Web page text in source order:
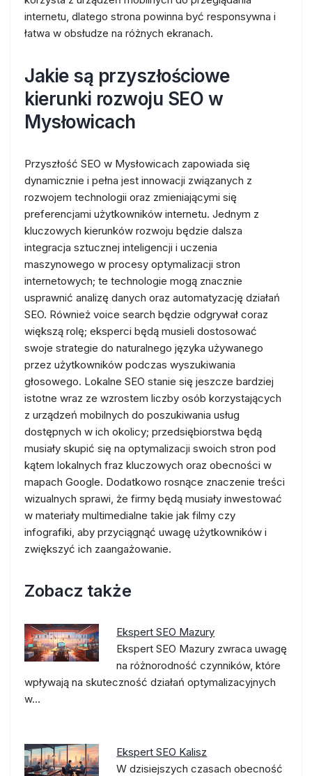
internetu, dlatego strona powinna być responsywna i
łatwa w obsłudze na różnych ekranach.
Jakie są przyszłościowe
kierunki rozwoju SEO w
Mysłowicach
Przyszłość SEO w Mysłowicach zapowiada się
dynamicznie i pełna jest innowacji związanych z
rozwojem technologii oraz zmieniającymi się
preferencjami użytkowników internetu. Jednym z
kluczowych kierunków rozwoju będzie dalsza
integracja sztucznej inteligencji i uczenia
maszynowego w procesy optymalizacji stron
internetowych; te technologie mogą znacznie
usprawnić analizę danych oraz automatyzację działań
SEO. Również voice search będzie odgrywał coraz
większą rolę; eksperci będą musieli dostosować
swoje strategie do naturalnego języka używanego
przez użytkowników podczas wyszukiwania
głosowego. Lokalne SEO stanie się jeszcze bardziej
istotne wraz ze wzrostem liczby osób korzystających
z urządzeń mobilnych do poszukiwania usług
dostępnych w ich okolicy; przedsiębiorstwa będą
musiały skupić się na optymalizacji swoich stron pod
kątem lokalnych fraz kluczowych oraz obecności w
mapach Google. Dodatkowo rosnące znaczenie treści
wizualnych sprawi, że firmy będą musiały inwestować
w materiały multimedialne takie jak filmy czy
infografiki, aby przyciągnąć uwagę użytkowników i
zwiększyć ich zaangażowanie.
Zobacz także
Ekspert SEO Mazury
Ekspert SEO Mazury zwraca uwagę
na różnorodność czynników, które
wpływają na skuteczność działań optymalizacyjnych
w…
Ekspert SEO Kalisz
W dzisiejszych czasach obecność